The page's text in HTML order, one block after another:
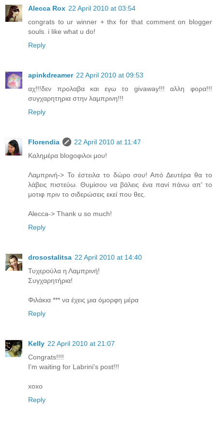
Alecca Rox 22 April 2010 at 03:54
congrats to ur winner + thx for that comment on blogger
souls. i like what u do!
Reply
apinkdreamer 22 April 2010 at 09:53
αχ!!!δεν προλαβα και εγω το givaway!!! αλλη φορα!!!
συγχαρητηρια στην λαμπρινη!!!
Reply
Florendia
22 April 2010 at 11:47
Καλημέρα blogoφιλοι μου!
Λαμπρινή-> Το έστειλα το δώρο σου! Από Δευτέρα θα το
λάβεις πιστεύω. Θυμίσου να βάλεις ένα πανί πάνω απ' το
μοτιφ πριν το σιδερώσεις εκεί που θες.
Alecca-> Thank u so much!
Reply
drosostalitsa 22 April 2010 at 14:40
Τυχερούλα η Λαμπρινή!
Συγχαρητήρια!
Φιλάκια *** να έχεις μια όμορφη μέρα
Reply
Kelly 22 April 2010 at 21:07
Congrats!!!!
I'm waiting for Labrini's post!!!
xoxo
Reply